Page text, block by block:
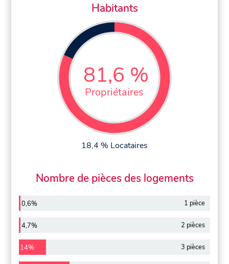
Habitants
81,6 %
Propriétaires
18,4 % Locataires
Nombre de pièces des logements
0,6% 1 pièce
4,7% 2 pièces
14% 3 pièces